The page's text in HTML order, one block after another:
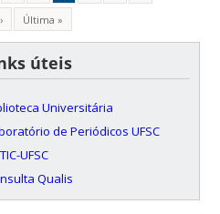
Última »
úteis
Universitária
de Periódicos UFSC
UFSC
Qualis